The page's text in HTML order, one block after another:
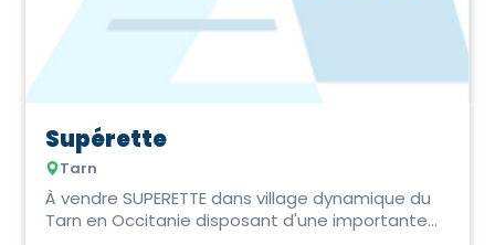
Supérette
Tarn
À vendre SUPERETTE dans village dynamique du
Tarn en Occitanie disposant d'une importante